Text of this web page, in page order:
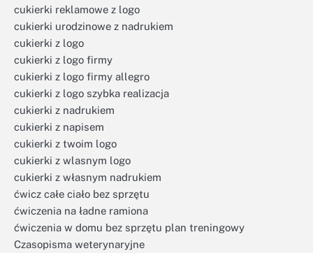
cukierki reklamowe z logo
cukierki urodzinowe z nadrukiem
cukierki z logo
cukierki z logo firmy
cukierki z logo firmy allegro
cukierki z logo szybka realizacja
cukierki z nadrukiem
cukierki z napisem
cukierki z twoim logo
cukierki z wlasnym logo
cukierki z własnym nadrukiem
ćwicz całe ciało bez sprzętu
ćwiczenia na ładne ramiona
ćwiczenia w domu bez sprzętu plan treningowy
Czasopisma weterynaryjne